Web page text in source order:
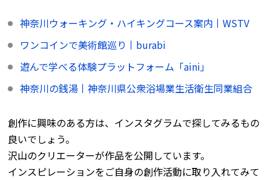
神奈川ウォーキング・ハイキングコース案内丨WSTV
ワンコインで美術館巡り丨burabi
遊んで学べる体験プラットフォーム「aini」
神奈川の銭湯丨神奈川県公衆浴場業生活衛生同業組合
創作に興味のある方は、インスタグラムで探してみるもの
良いでしょう。
沢山のクリエーターが作品を公開しています。
インスピレーションをご自身の創作活動に取り入れてみて